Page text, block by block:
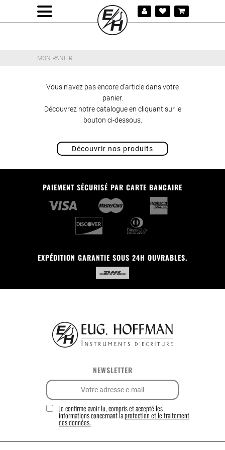
MON PANIER
Vous n'avez pas encore d'article dans votre
panier.
Découvrez notre catalogue en cliquant sur le
bouton ci-dessous.
Découvrir nos produits
PAIEMENT SÉCURISÉ PAR CARTE BANCAIRE
EXPÉDITION GARANTIE SOUS 24H OUVRABLES.
NEWSLETTER
Je confirme avoir lu, compris et accepté les
informations concernant laprotection et le traitement
des données.